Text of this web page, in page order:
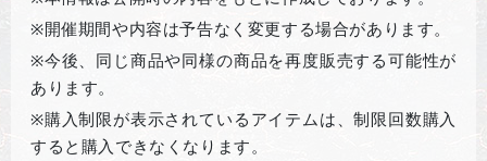
※開催期間や内容は予告なく変更する場合があります。
※今後、同じ商品や同様の商品を再度販売する可能性が
あります。
※購入制限が表示されているアイテムは、制限回数購入
すると購入できなくなります。